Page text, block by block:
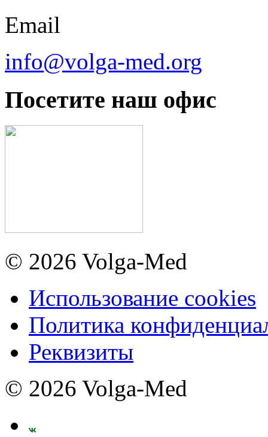
Email
info@volga-med.org
Посетите наш офис
© 2026 Volga-Med
Использование cookies
Политика
Реквизиты
© 2026 Volga-Med